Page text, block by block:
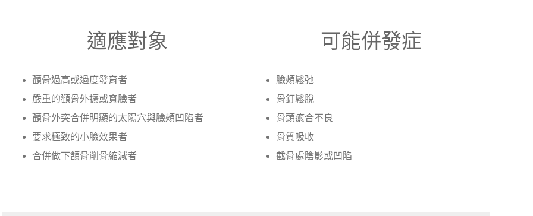
適應對象
顴骨過高或過度發育者
嚴重的顴骨外擴或寬臉者
顴骨外突合併明顯的太陽穴與臉頰凹陷者
要求極致的小臉效果者
合併做下頷骨削骨縮減者
可能併發症
臉頰鬆弛
骨釘鬆脫
骨頭癒合不良
骨質吸收
截骨處陰影或凹陷